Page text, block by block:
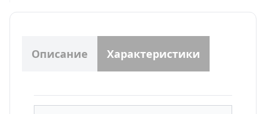
Описание Характеристики